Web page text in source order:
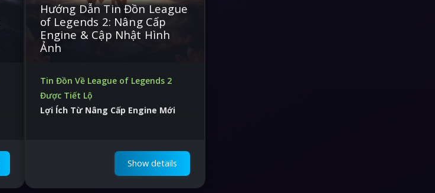
Hướng Dẫn Tin Đồn League
of Legends 2: Nâng Cấp
Engine & Cập Nhật Hình
Ảnh
Tin Đồn Về League of Legends 2
Được Tiết Lộ
Lợi Ích Từ Nâng Cấp Engine Mới
Show details